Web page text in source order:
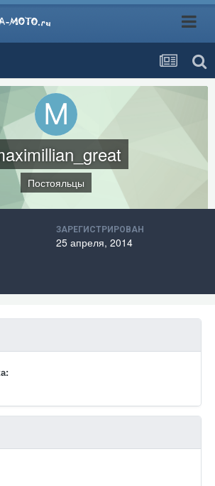
Постояльцы
ЗАРЕГИСТРИРОВАН
25 апреля, 2014